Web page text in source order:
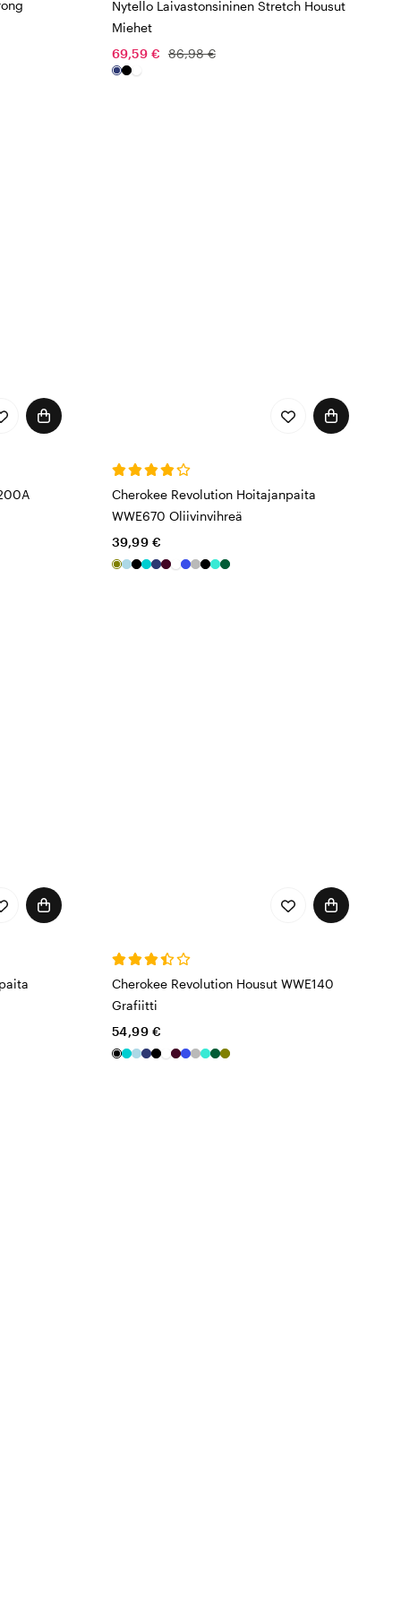
Nytello Laivastonsininen Stretch Housut
Miehet
69,59 € 86,98 €
Cherokee Revolution Hoitajanpaita
WWE670 Oliivinvihreä
39,99 €
Cherokee Revolution Housut WWE140
Grafiitti
54,99 €